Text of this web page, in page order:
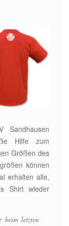
Sandhausen
Hilfe zum
Größen des
können
erhalten alle,
Shirt wieder
beim letzten